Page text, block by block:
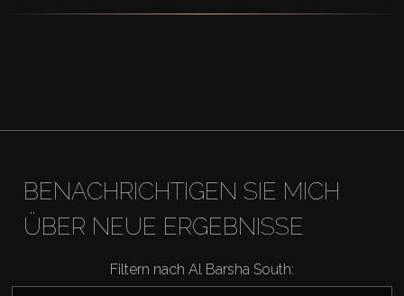
BENACHRICHTIGEN SIE MICH
ÜBER NEUE ERGEBNISSE
Filtern nach Al Barsha South: